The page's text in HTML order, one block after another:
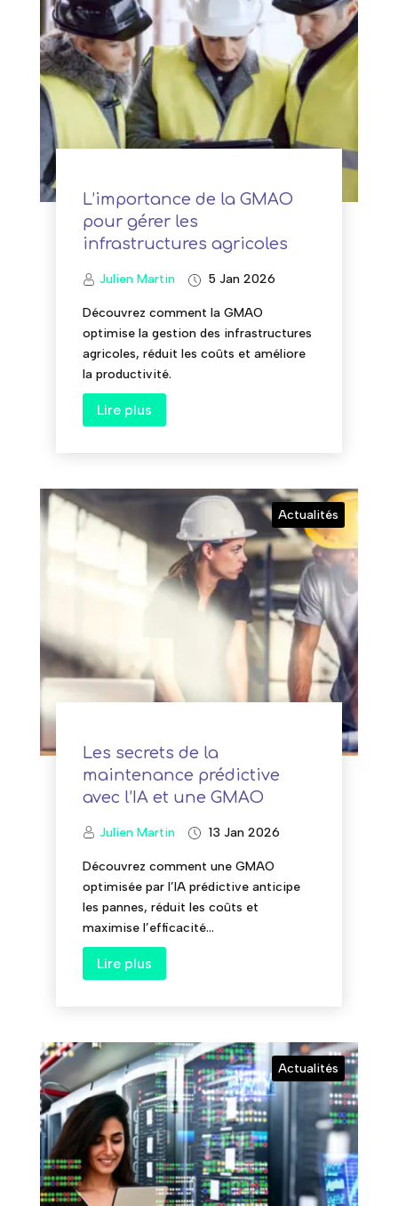
L’importance de la GMAO
pour gérer les
infrastructures agricoles
Julien Martin 5 Jan 2026
Découvrez comment la GMAO
optimise la gestion des infrastructures
agricoles, réduit les coûts et améliore
la productivité.
Lire plus
Actualités
Les secrets de la
maintenance prédictive
avec l’IA et une GMAO
Julien Martin 13 Jan 2026
Découvrez comment une GMAO
optimisée par l’IA prédictive anticipe
les pannes, réduit les coûts et
maximise l’efficacité...
Lire plus
Actualités